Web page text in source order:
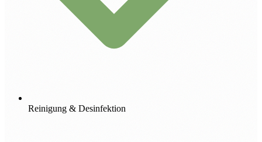
Reinigung & Desinfektion